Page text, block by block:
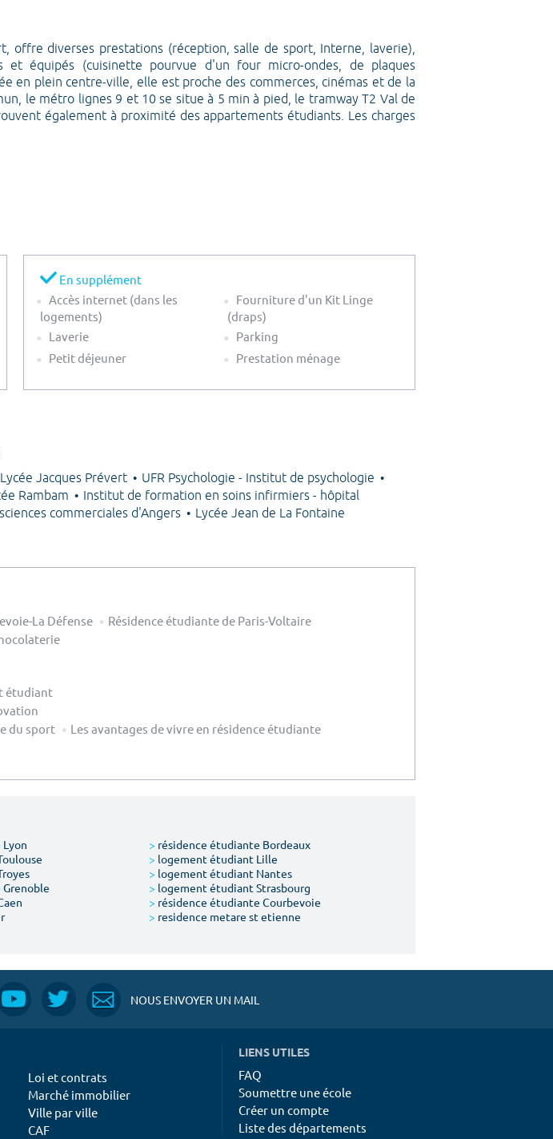
offre diverses prestations (réception, salle de sport, Interne, laverie),
équipés (cuisinette pourvue d'un four micro-ondes, de plaques
en plein centre-ville, elle est proche des commerces, cinémas et de la
le métro lignes 9 et 10 se situe à 5 min à pied, le tramway T2 Val de
également à proximité des appartements étudiants. Les charges
En supplément
Accès internet (dans les
logements)
Fourniture d'un Kit Linge
(draps)
Laverie
Parking
Petit déjeuner
Prestation ménage
Lycée Jacques Prévert
UFR Psychologie - Institut de psychologie
Rambam
Institut de formation en soins infirmiers - hôpital
commerciales d'Angers Lycée Jean de La Fontaine
La Défense
Résidence étudiante de Paris-Voltaire
étudiant
du sport
Les avantages de vivre en résidence étudiante
> résidence étudiante Bordeaux
> logement étudiant Lille
> logement étudiant Nantes
> logement étudiant Strasbourg
> résidence étudiante Courbevoie
> residence metare st etienne
NOUS ENVOYER UN MAIL
Loi et contrats
Marché immobilier
Ville par ville
CAF
LIENS UTILES
FAQ
Soumettre une école
Créer un compte
Liste des départements